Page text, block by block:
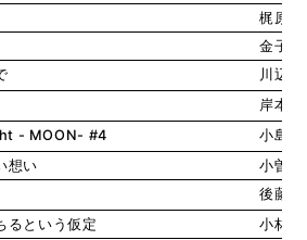
梶原
金子
川辺
岸本
- MOON- #4
小島
想い
小曽
後藤
るという仮定
小林